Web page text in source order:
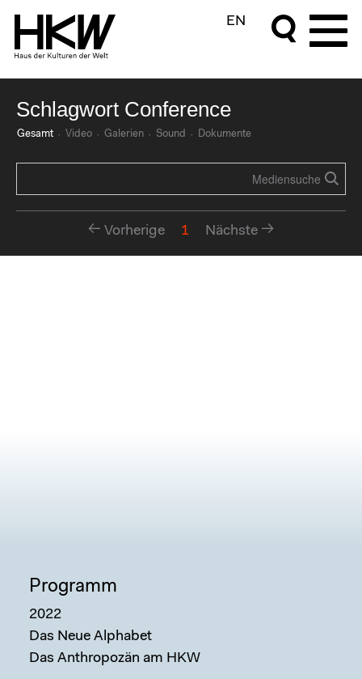
EN
Schlagwort Conference
Gesamt Video Galerien Sound Dokumente
Vorherige 1 Nächste
Programm
2022
Das Neue Alphabet
Das Anthropozän am HKW